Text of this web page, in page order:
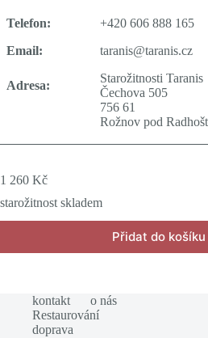
Telefon:
+420 606 888 165
Email:
taranis@taranis.cz
Adresa:
Starožitnosti Taranis
Čechova 505
756 61
Rožnov pod
1 260 Kč
starožitnost skladem
Přidat do košíku
kontakt
o nás
Restaurování
doprava